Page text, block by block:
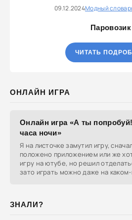
09.12.2024Модный
Паровозик
ЧИТАТЬ
ОНЛАЙН ИГРА
Онлайн игра «А ты
часа ночи»
Я на листочке замутил игру,
положено приложением или же
игру на ютубе, но решил
зато играть можно даже на
ЗНАЛИ?